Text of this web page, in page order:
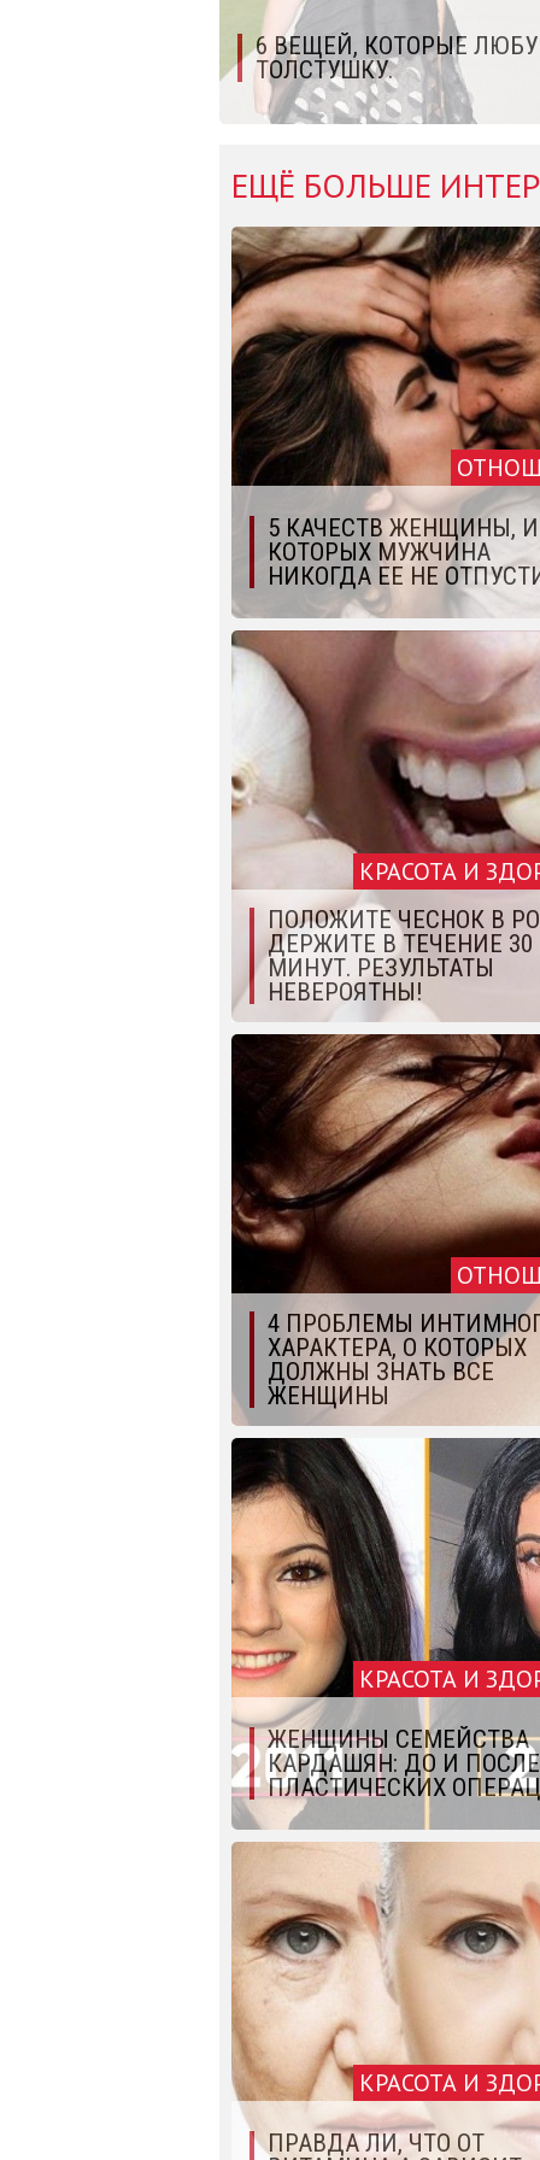
6 ВЕЩЕЙ, КОТОРЫЕ
ТОЛСТУШКУ.
ЕЩЁ БОЛЬШЕ
5 КАЧЕСТВ ЖЕНЩИНЫ,
КОТОРЫХ МУЖЧИНА
НИКОГДА ЕЕ НЕ
КРАСОТА И
ПОЛОЖИТЕ ЧЕСНОК В
ДЕРЖИТЕ В ТЕЧЕНИЕ 30
МИНУТ. РЕЗУЛЬТАТЫ
НЕВЕРОЯТНЫ!
4 ПРОБЛЕМЫ
ХАРАКТЕРА, О КОТОРЫХ
ДОЛЖНЫ ЗНАТЬ ВСЕ
ЖЕНЩИНЫ
КРАСОТА И
ЖЕНЩИНЫ СЕМЕЙСТВА
КАРДАШЯН: ДО И ПОСЛЕ
ПЛАСТИЧЕСКИХ
КРАСОТА И
ПРАВДА ЛИ, ЧТО ОТ